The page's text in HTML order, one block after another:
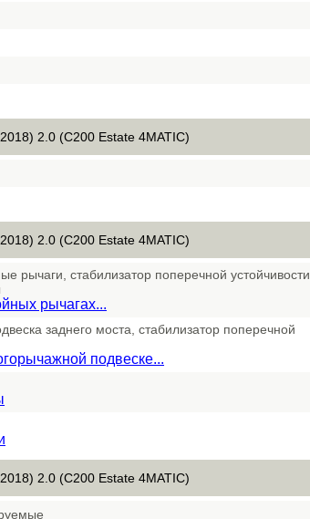
2.0 (C200 Estate 4MATIC)
2.0 (C200 Estate 4MATIC)
рычаги, стабилизатор поперечной устойчивости,
рычагах...
заднего моста, стабилизатор поперечной
подвеске...
2.0 (C200 Estate 4MATIC)